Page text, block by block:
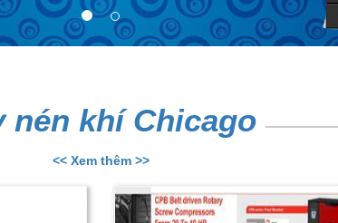
nén khí Chicago
<< Xem thêm >>